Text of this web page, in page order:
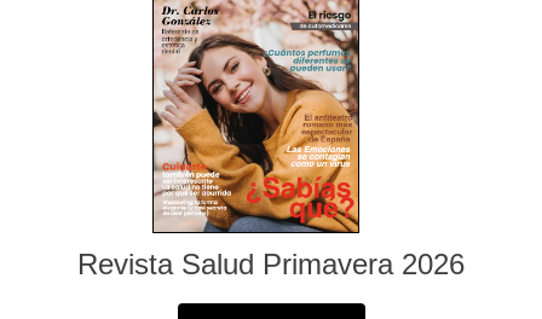
Revista Salud Primavera 2026